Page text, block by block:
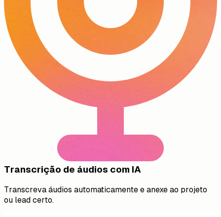
Transcrição de áudios com IA
Transcreva áudios automaticamente e anexe ao projeto
ou lead certo.